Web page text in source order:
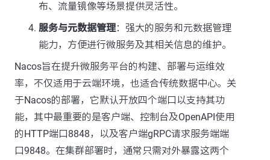
布、流量镜像等场景提供灵活性。
服务与元数据管理：强大的服务和元数据管理
能力，方便进行微服务及其相关信息的维护。
Nacos旨在提升微服务平台的构建、部署与运维效
率，不仅适用于云端环境，也适合传统数据中心。关
于Nacos的部署，它默认开放四个端口以支持其功
能，其中最重要的是客户端、控制台及OpenAPI使用
的HTTP端口8848，以及客户端gRPC请求服务端端
口9848。在集群部署时，通常只需对外暴露这两个